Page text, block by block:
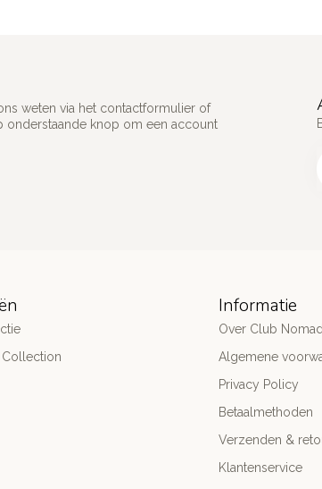
weten via het contactformulier of
onderstaande knop om een account
Informatie
Over Club
Algemene
Privacy Policy
Betaalmethoden
Verzenden &
Klantenservice